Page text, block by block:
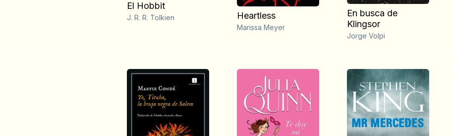
El Hobbit
J. R. R. Tolkien Heartless
Marissa Meyer
En busca de
Klingsor
Jorge Volpi